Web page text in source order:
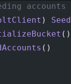
accounts
) Seed
()
()